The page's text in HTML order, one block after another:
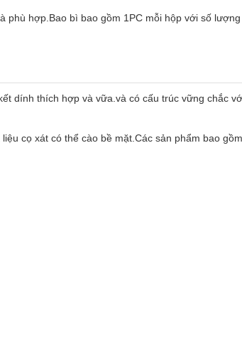
hợp.Bao bì bao gồm 1PC mỗi hộp với số
dính thích hợp và vữa.và có cấu trúc vững chắc
cọ xát có thể cào bề mặt.Các sản phẩm bao